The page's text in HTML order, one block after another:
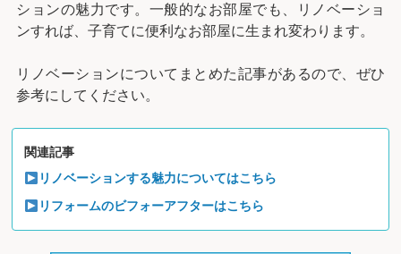
ションの魅力です。一般的なお部屋でも、リノベーショ
ンすれば、子育てに便利なお部屋に生まれ変わります。
リノベーションについてまとめた記事があるので、ぜひ
参考にしてください。
関連記事
リノベーションする魅力についてはこちら
リフォームのビフォーアフターはこちら